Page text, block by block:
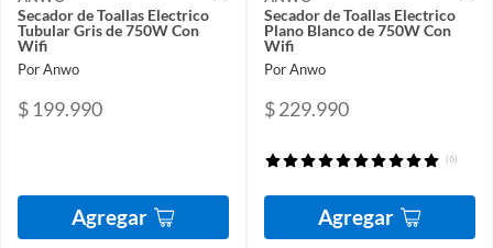
Secador de Toallas Electrico
Tubular Gris de 750W Con
Wifi
Por Anwo
$ 199.990
Agregar
Secador de Toallas Electrico
Plano Blanco de 750W Con
Wifi
Por Anwo
$ 229.990
(6)
Agregar